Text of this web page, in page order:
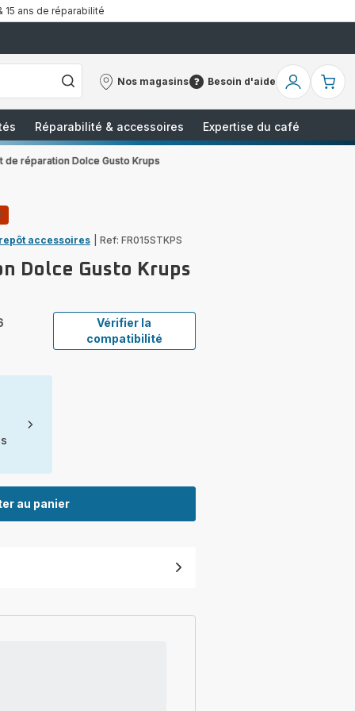
15 ans de réparabilité
Nos magasins
Nos
Besoin d'aide
Besoin
Mon
Réparabilité & accessoires Expertise du café
de réparation Dolce Gusto Krups
accessoires Ref: FR015STKPS
Dolce Gusto Krups
Vérifier la
compatibilité
au panier